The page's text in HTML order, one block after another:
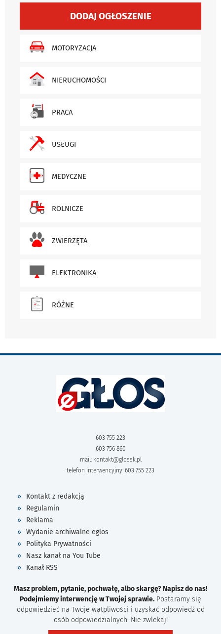
DODAJ OGŁOSZENIE
MOTORYZACJA
NIERUCHOMOŚCI
PRACA
USŁUGI
MEDYCZNE
ROLNICZE
ZWIERZĘTA
ELEKTRONIKA
RÓŻNE
603 755 223
603 756 860
mail: kontakt@glossk.pl
telefon interwencyjny: 603 755 223
Kontakt z redakcją
Regulamin
Reklama
Wydanie archiwalne eglos
Polityka Prywatności
Nasz kanał na You Tube
Kanał RSS
Masz problem, pytanie, pochwałę, albo skargę? Napisz do nas!
Podejmiemy interwencję w Twojej sprawie. Postaramy się
odpowiedzieć na Twoje wątpliwości i uzyskać odpowiedź od
osób odpowiedzialnych. Nie zwlekaj!